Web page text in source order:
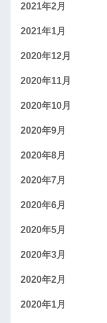
2021年2月
2021年1月
2020年12月
2020年11月
2020年10月
2020年9月
2020年8月
2020年7月
2020年6月
2020年5月
2020年3月
2020年2月
2020年1月